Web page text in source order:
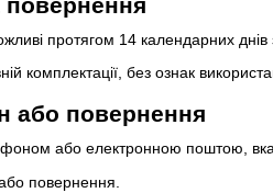
протягом 14 календарних
комплектації, без ознак
або повернення
або електронною поштою,
повернення.